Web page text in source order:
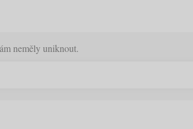
neměly uniknout.